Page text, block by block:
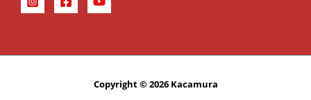
Copyright © 2026 Kacamura